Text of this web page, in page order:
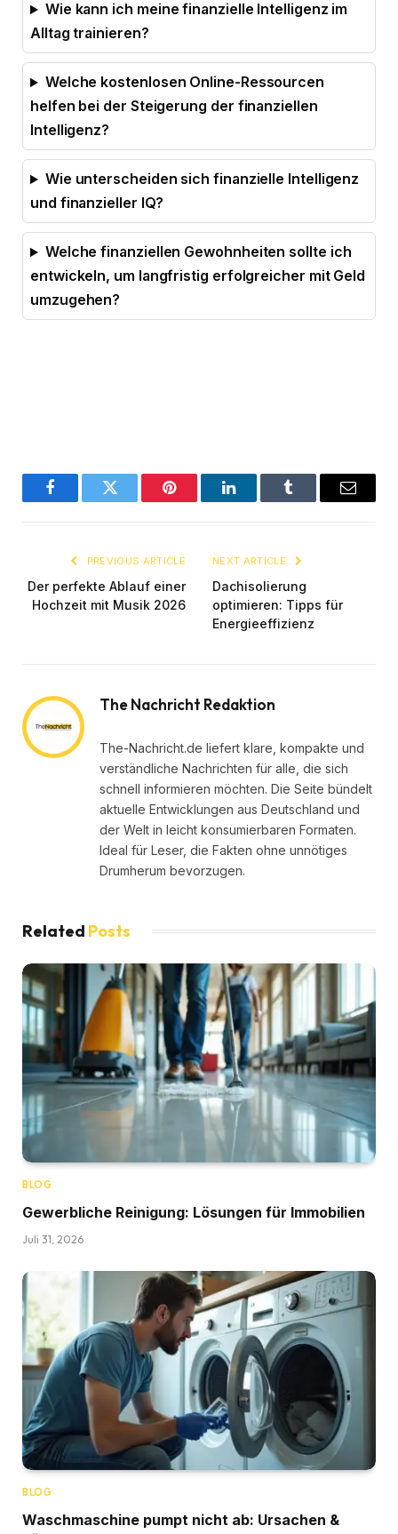
Wie kann ich meine finanzielle Intelligenz im
Alltag trainieren?
Welche kostenlosen Online-Ressourcen
helfen bei der Steigerung der finanziellen
Intelligenz?
Wie unterscheiden sich finanzielle Intelligenz
und finanzieller IQ?
Welche finanziellen Gewohnheiten sollte ich
entwickeln, um langfristig erfolgreicher mit Geld
umzugehen?
FacebookTwitter Pinterest LinkedInTumblr Email
PREVIOUS ARTICLE
Der perfekte Ablauf einer
Hochzeit mit Musik 2026
NEXT ARTICLE
Dachisolierung
optimieren: Tipps für
Energieeffizienz
The Nachricht Redaktion
The-Nachricht.de liefert klare, kompakte und
verständliche Nachrichten für alle, die sich
schnell informieren möchten. Die Seite bündelt
aktuelle Entwicklungen aus Deutschland und
der Welt in leicht konsumierbaren Formaten.
Ideal für Leser, die Fakten ohne unnötiges
Drumherum bevorzugen.
Related Posts
BLOG
Gewerbliche Reinigung: Lösungen für Immobilien
Juli 31, 2026
BLOG
Waschmaschine pumpt nicht ab: Ursachen &